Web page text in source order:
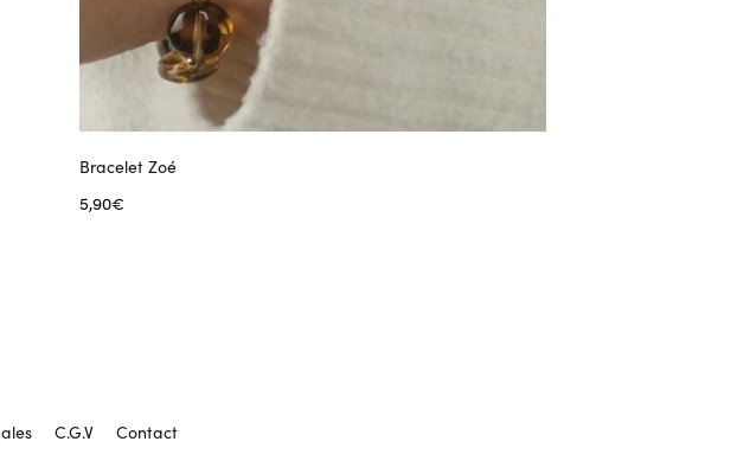
Bracelet Zoé
5,90€
C.G.V Contact